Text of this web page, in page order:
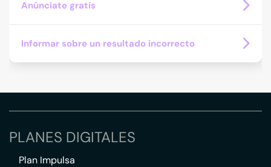
Anúnciate gratis
Informar sobre un resultado incorrecto
PLANES DIGITALES
Plan Impulsa